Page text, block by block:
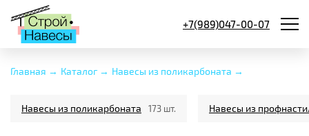
+7(989)047-00-07
Главная → Каталог → Навесы из поликарбоната →
Навесы из поликарбоната 173 шт. Навесы из